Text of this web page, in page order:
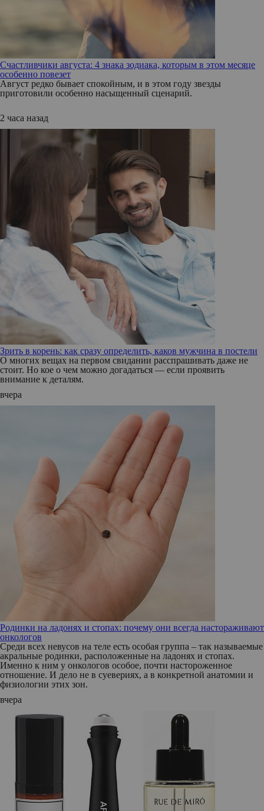
Счастливчики августа: 4 знака зодиака, которым в этом месяце
особенно повезет
Август редко бывает спокойным, и в этом году звезды
приготовили особенно насыщенный сценарий.
2 часа назад
Зрить в корень: как сразу определить, каков мужчина в постели
О многих вещах на первом свидании расспрашивать даже не
стоит. Но кое о чем можно догадаться — если проявить
внимание к деталям.
вчера
Родинки на ладонях и стопах: почему они всегда настораживают
онкологов
Среди всех невусов на теле есть особая группа – так называемые
акральные родинки, расположенные на ладонях и стопах.
Именно к ним у онкологов особое, почти настороженное
отношение. И дело не в суевериях, а в конкретной анатомии и
физиологии этих зон.
вчера